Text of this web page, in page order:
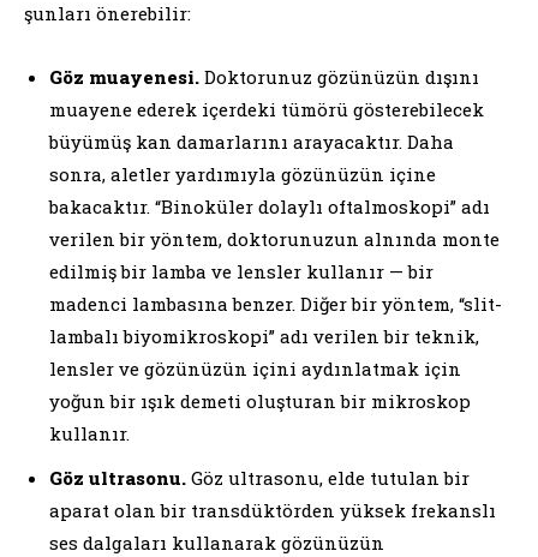
şunları önerebilir:
Göz muayenesi. Doktorunuz gözünüzün dışını
muayene ederek içerdeki tümörü gösterebilecek
büyümüş kan damarlarını arayacaktır. Daha
sonra, aletler yardımıyla gözünüzün içine
bakacaktır. “Binoküler dolaylı oftalmoskopi” adı
verilen bir yöntem, doktorunuzun alnında monte
edilmiş bir lamba ve lensler kullanır — bir
madenci lambasına benzer. Diğer bir yöntem, “slit-
lambalı biyomikroskopi” adı verilen bir teknik,
lensler ve gözünüzün içini aydınlatmak için
yoğun bir ışık demeti oluşturan bir mikroskop
kullanır.
Göz ultrasonu. Göz ultrasonu, elde tutulan bir
aparat olan bir transdüktörden yüksek frekanslı
ses dalgaları kullanarak gözünüzün